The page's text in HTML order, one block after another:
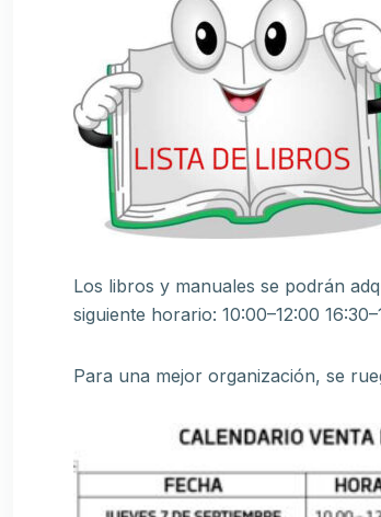
Los libros y manuales se podrán
siguiente horario: 10:00–12:00
Para una mejor organización, se